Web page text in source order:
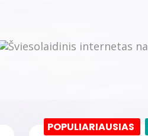
POPULIARIAUSIAS